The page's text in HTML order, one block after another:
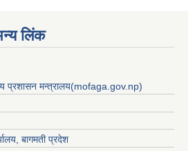
लिंक
प्रशासन मन्त्रालय(mofaga.gov.np)
बागमती प्रदेश